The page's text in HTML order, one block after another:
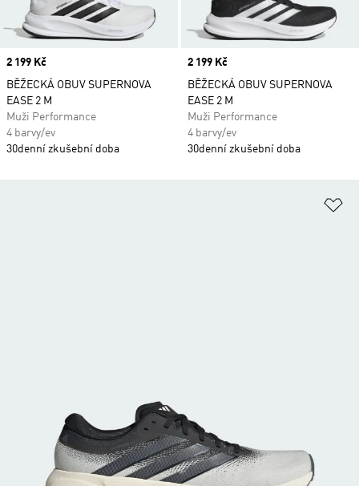
Price
2 199 Kč
BĚŽECKÁ OBUV SUPERNOVA
EASE 2 M
Muži Performance
4 barvy/ev
30denní zkušební doba
Price
2 199 Kč
BĚŽECKÁ OBUV SUPERNOVA
EASE 2 M
Muži Performance
4 barvy/ev
30denní zkušební doba